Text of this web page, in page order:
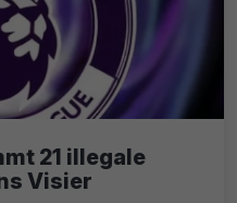
21 illegale
Visier